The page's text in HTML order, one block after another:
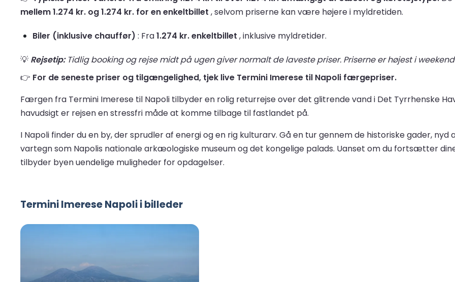
mellem 1.274 kr. og 1.274 kr. for en enkeltbillet , selvom priserne kan være højere i myldretiden.
Biler (inklusive chauffør) : Fra1.274 kr. enkeltbillet , inklusive myldretider.
💡 Rejsetip:Tidlig booking og rejse midt på ugen giver normalt de laveste priser. Priserne er højest i
👉 For de seneste priser og tilgængelighed, tjek live Termini Imerese til Napoli færgepriser.
Færgen fra Termini Imerese til Napoli tilbyder en rolig returrejse over det glitrende vand i Det Tyrrhenske
havudsigt er rejsen en stressfri måde at komme tilbage til fastlandet på.
I Napoli finder du en by, der sprudler af energi og en rig kulturarv. Gå en tur gennem de historiske gader,
vartegn som Napolis nationale arkæologiske museum og det kongelige palads. Uanset om du fortsætter
tilbyder byen uendelige muligheder for opdagelser.
Termini Imerese Napoli i billeder